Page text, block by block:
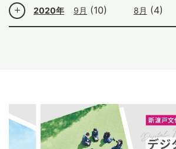
2020年 9月 (10) 8月 (4)